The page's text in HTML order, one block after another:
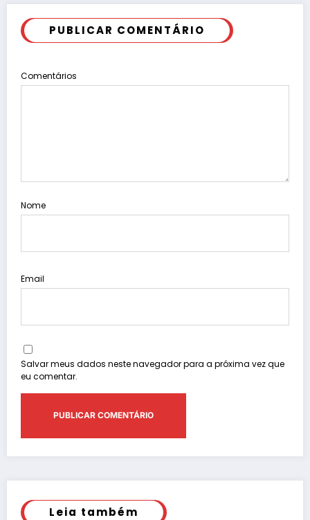
PUBLICAR COMENTÁRIO
Comentários
Nome
Email
Salvar meus dados neste navegador para a próxima vez que
eu comentar.
Leia também